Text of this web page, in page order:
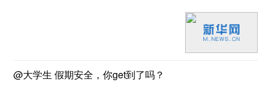
@大学生 假期安全，你get到了吗？